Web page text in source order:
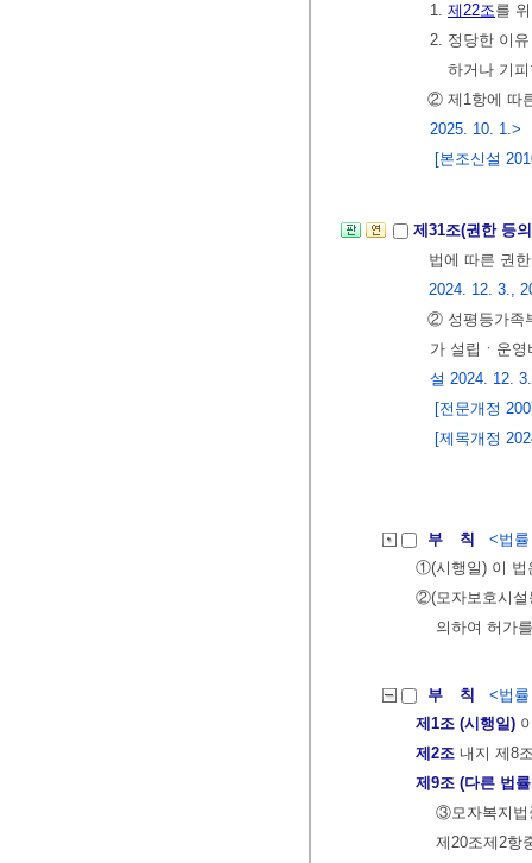
1. 제22조를
2. 정당한 이
하거나 기
② 제1항에 따
2025. 10. 1.>
[본조신설
제31조(권한 등
법에 따른 권
2024. 12. 3.,
② 성평등가족
가 설립ㆍ운
설 2024. 12.
[전문개정
[제목개정
부 칙
<법
①(시행일) 이 법
②(모자보호시설
의하여 허가
부 칙
<법
제1조 (시행일)
제2조 내지 제8
제9조 (다른 법
③모자복지법
제20조제2항